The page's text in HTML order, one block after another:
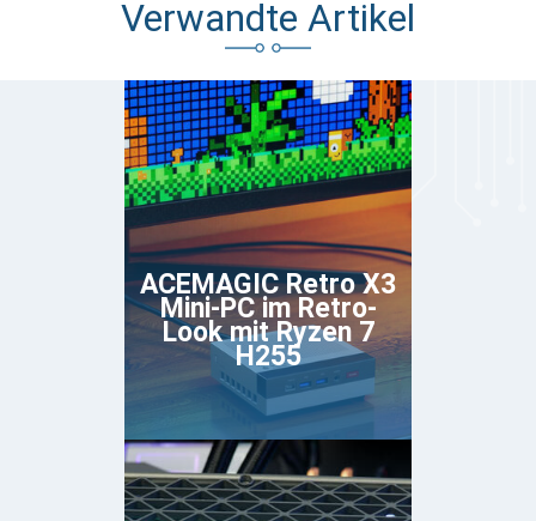
Verwandte Artikel
ACEMAGIC Retro X3
Mini-PC im Retro-
Look mit Ryzen 7
H255